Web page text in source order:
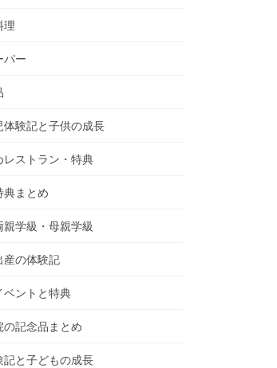
理
パー
体験記と子供の成長
レストラン・特典
典まとめ
親学級・母親学級
産の体験記
ベントと特典
の記念品まとめ
記と子どもの成長